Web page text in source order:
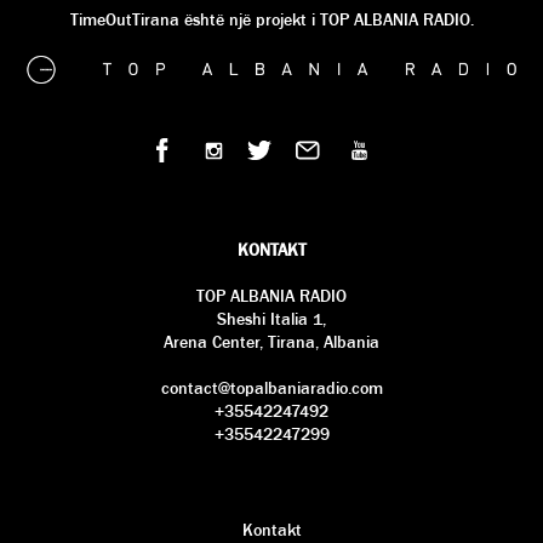
TimeOutTirana është një projekt i TOP ALBANIA RADIO.
KONTAKT
TOP ALBANIA RADIO
Sheshi Italia 1,
Arena Center, Tirana, Albania
contact@topalbaniaradio.com
+35542247492
+35542247299
Kontakt